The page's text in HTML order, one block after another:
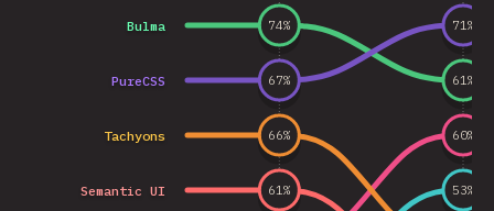
Semantic UI
Bulma
Tachyons
PureCSS
53%
60%
61%
74%
61%
66%
67%
71%